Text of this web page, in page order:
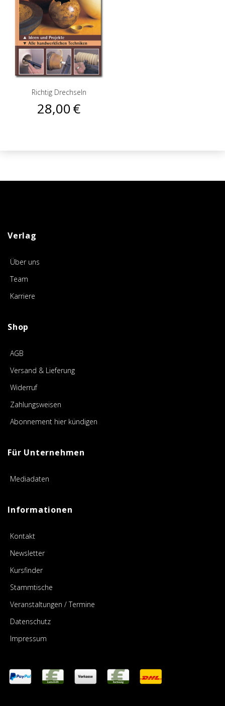
Richtig Drechseln
28,00€
Verlag
Über uns
Team
Karriere
Shop
AGB
Versand & Lieferung
Widerruf
Zahlungsweisen
Abonnement hier kündigen
Für Unternehmen
Mediadaten
Informationen
Kontakt
Newsletter
Kursfinder
Stammtische
Veranstaltungen / Termine
Datenschutz
Impressum